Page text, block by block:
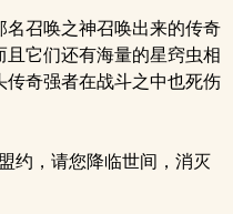
召唤之神召唤出来的传奇
它们还有海量的星窍虫相
传奇强者在战斗之中也死伤
约，请您降临世间，消灭